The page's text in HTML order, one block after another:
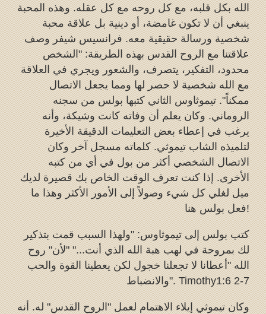
الله بكل قلبه، مع كل روحه مع كل عقله. وهذه المحبة
ينبغي أن لا تكون غامضة، أو دينية بل علاقة محبة
شخصية ورسالة حقيقية معه. فرانسيس شيفر وصف
علاقتنا مع الروح القدس بهذه الطريقة: "الشخص
محدود، التفكير، يتصرف، والشعور ويجري في العلاقة
مع الله شخصية لا حصر لها ومما يجعل الاتصال
ممكناً". تيموثاوس الثاني كتبها بولس من سجنه
الروماني. وكان يعلم أن وفاته كانت وشيكة، وأنه
يرغب في إعطاء بعض التعليمات الدقيقة الأخيرة
لتلميذه الشاب تيموثي. كلماته مسجل آخر وكان
الاتصال الشخصي أكثر من بول في أي من كتبه
الأخرى. إذا كنت تعرف الوقت الخاص بك قصيرة لديك
ميل لغلي كل شيء وصولاً إلى الأمور الأكثر وهذا ما
فعل بولس هنا!
كتب بولس إلى تيموثاوس: "ولهذا السبب قمت بتذكير
لك بمروحة في لهب هبة الله الذي أنت..." "لأن" روح
الله "أعطانا لا تجعلنا خجول لكن يعطينا القوة والحب
والانضباط". Timothy1:6 2-7
وكان تيموثي إيلاء الاهتمام لعمل "الروح القدس" له. أنه